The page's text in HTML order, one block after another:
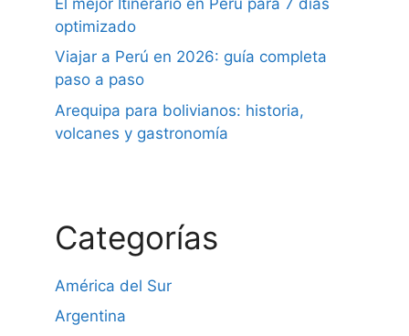
optimizado
Viajar a Perú en 2026: guía completa
paso a paso
Arequipa para bolivianos: historia,
volcanes y gastronomía
Categorías
América del Sur
Argentina